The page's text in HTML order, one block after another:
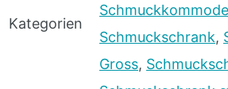
Kategorien
Schmuckkommode
Schmuckschrank,
Gross,